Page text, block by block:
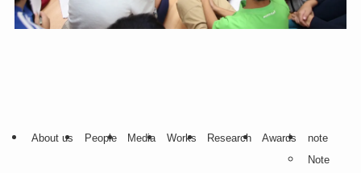
About us People Media Works Research Awards
note
Note